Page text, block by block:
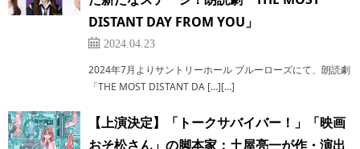
DISTANT DAY FROM YOU」
2024.04.23
2024年7月よりサントリーホール ブルーローズにて、朗読劇
「THE MOST DISTANT DA […][…]
【上演決定】「トークサバイバー！」「映画
おそ松さん」の脚本家：土屋亮一が作・演出